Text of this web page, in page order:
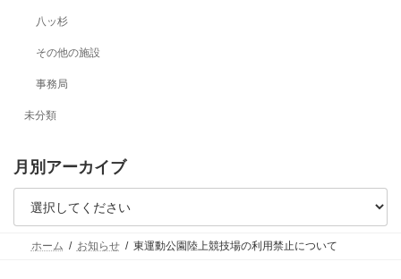
八ッ杉
その他の施設
事務局
未分類
月別アーカイブ
ホーム お知らせ 東運動公園陸上競技場の利用禁止について